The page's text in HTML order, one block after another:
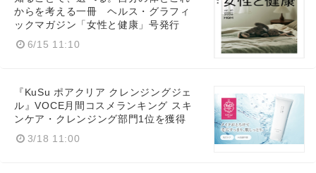
からを考える一冊 ヘルス・グラフィ
ックマガジン「女性と健康」号発行
6/15 11:10
『KuSu ポアクリア クレンジングジェ
ル』VOCE月間コスメランキング スキ
ンケア・クレンジング部門1位を獲得
3/18 11:00
Japanese